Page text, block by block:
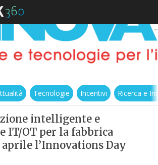
Tecnologie Incentivi Ricerca e
intelligente e
IT/OT per la fabbrica
aprile l’Innovations Day